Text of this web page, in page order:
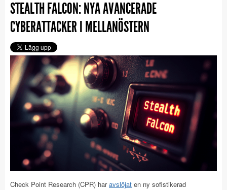
STEALTH FALCON: NYA AVANCERADE
CYBERATTACKER I MELLANÖSTERN
Check Point Research (CPR) haravslöjat en ny sofistikerad